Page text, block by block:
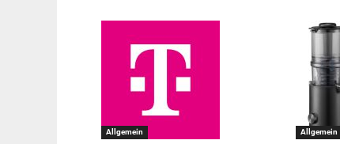
Allgemein Allgemein